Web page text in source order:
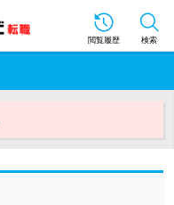
閲覧履歴 検索